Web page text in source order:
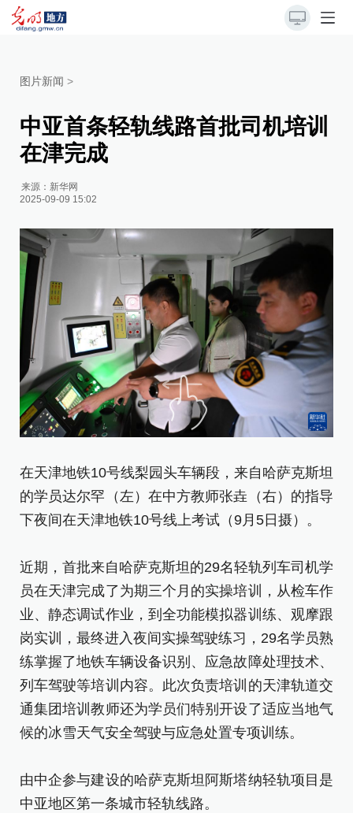
图片新闻 >
中亚首条轻轨线路首批司机培训
在津完成
来源： 新华网
2025-09-09 15:02
在天津地铁10号线梨园头车辆段，来自哈萨克斯坦
的学员达尔罕（左）在中方教师张垚（右）的指导
下夜间在天津地铁10号线上考试（9月5日摄）。
近期，首批来自哈萨克斯坦的29名轻轨列车司机学
员在天津完成了为期三个月的实操培训，从检车作
业、静态调试作业，到全功能模拟器训练、观摩跟
岗实训，最终进入夜间实操驾驶练习，29名学员熟
练掌握了地铁车辆设备识别、应急故障处理技术、
列车驾驶等培训内容。此次负责培训的天津轨道交
通集团培训教师还为学员们特别开设了适应当地气
候的冰雪天气安全驾驶与应急处置专项训练。
由中企参与建设的哈萨克斯坦阿斯塔纳轻轨项目是
中亚地区第一条城市轻轨线路。